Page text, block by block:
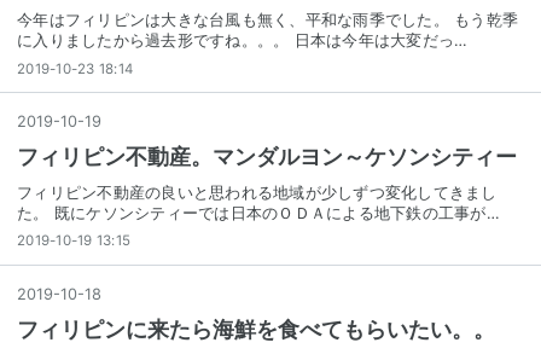
今年はフィリピンは大きな台風も無く、平和な雨季でした。 もう乾季
に入りましたから過去形ですね。。。 日本は今年は大変だっ…
2019-10-23 18:14
2019-10-19
フィリピン不動産。マンダルヨン～ケソンシティー
フィリピン不動産の良いと思われる地域が少しずつ変化してきまし
た。 既にケソンシティーでは日本のＯＤＡによる地下鉄の工事が…
2019-10-19 13:15
2019-10-18
フィリピンに来たら海鮮を食べてもらいたい。。